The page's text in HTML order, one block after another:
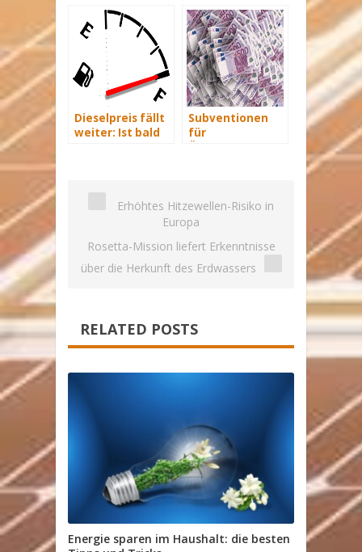
von Berlin
gefordert
Dieselpreis fällt
weiter: Ist bald
Subventionen
für
Erhöhtes Hitzewellen-Risiko in
Europa
Rosetta-Mission liefert Erkenntnisse
über die Herkunft des Erdwassers
RELATED POSTS
Energie sparen im Haushalt: die besten